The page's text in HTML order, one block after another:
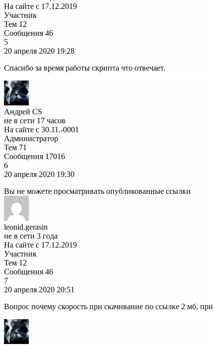
На сайте с 17.12.2019
Участник
Тем 12
Сообщения 46
5
20 апреля 2020 19:28
Спасибо за время работы скрипта что отвечает.
Андрей CS
не в сети 17 часов
На сайте с 30.11.-0001
Администратор
Тем 71
Сообщения 17016
6
20 апреля 2020 19:30
Вы не можете просматривать опубликованные ссылки
leonid.gerasin
не в сети 3 года
На сайте с 17.12.2019
Участник
Тем 12
Сообщения 46
7
20 апреля 2020 20:51
Вопрос почему скорость при скачивание по ссылке 2 мб,